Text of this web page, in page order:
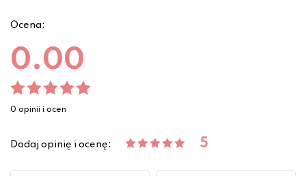
Ocena:
0.00
0 opinii i ocen
Dodaj opinię i ocenę: 5